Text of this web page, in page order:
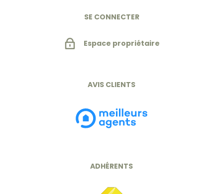
SE CONNECTER
Espace propriétaire
AVIS CLIENTS
ADHÉRENTS